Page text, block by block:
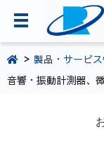
TOPページ
会社案内
製品・サービ
音響・振動計測器、